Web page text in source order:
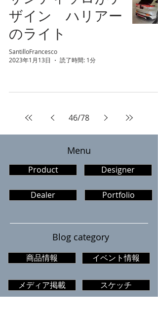
ザイン ハリアー
のライト
SantilloFrancesco
2023年1月13日
読了時間: 1分
46/78
​Menu
Product
Dealer
Designer
Portfolio
Blog category
商品情報 イベント情報
メディア掲載 スケッチ